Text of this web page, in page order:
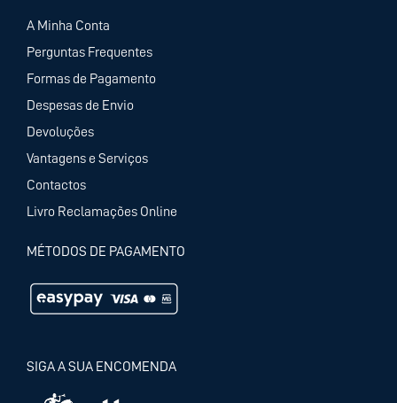
A Minha Conta
Perguntas Frequentes
Formas de Pagamento
Despesas de Envio
Devoluções
Vantagens e Serviços
Contactos
Livro Reclamações Online
MÉTODOS DE PAGAMENTO
SIGA A SUA ENCOMENDA